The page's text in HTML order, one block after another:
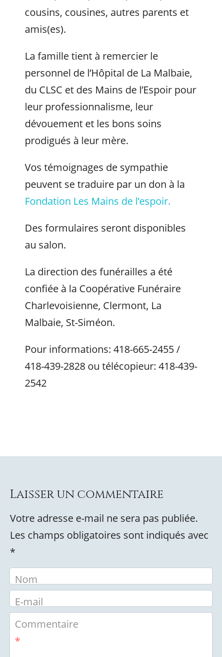
cousins, cousines, autres parents et
amis(es).
La famille tient à remercier le
personnel de l’Hôpital de La Malbaie,
du CLSC et des Mains de l’Espoir pour
leur professionnalisme, leur
dévouement et les bons soins
prodigués à leur mère.
Vos témoignages de sympathie
peuvent se traduire par un don à la
Fondation Les Mains de l’espoir.
Des formulaires seront disponibles
au salon.
La direction des funérailles a été
confiée à la Coopérative Funéraire
Charlevoisienne, Clermont, La
Malbaie, St-Siméon.
Pour informations: 418-665-2455 /
418-439-2828 ou télécopieur: 418-439-
2542
Laisser un commentaire
Votre adresse e-mail ne sera pas publiée.
Les champs obligatoires sont indiqués avec
*
Nom
E-mail
Commentaire
*